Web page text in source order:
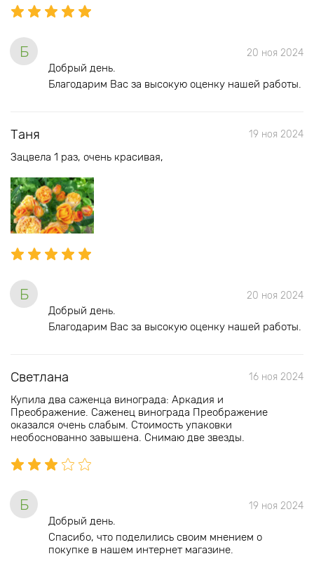
Б 20 ноя 2024
Добрый день.
Благодарим Вас за высокую оценку нашей работы.
Таня 19 ноя 2024
Зацвела 1 раз, очень красивая,
Б 20 ноя 2024
Добрый день.
Благодарим Вас за высокую оценку нашей работы.
Светлана 16 ноя 2024
Купила два саженца винограда: Аркадия и
Преображение. Саженец винограда Преображение
оказался очень слабым. Стоимость упаковки
необоснованно завышена. Снимаю две звезды.
Б 19 ноя 2024
Добрый день.
Спасибо, что поделились своим мнением о
покупке в нашем интернет магазине.